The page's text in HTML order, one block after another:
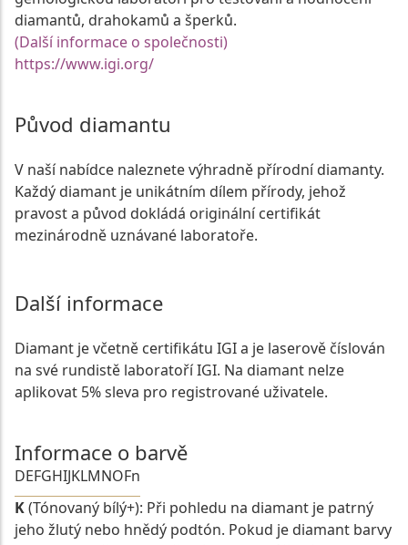
diamantů, drahokamů a šperků.
(Další informace o společnosti)
https://www.igi.org/
Původ diamantu
V naší nabídce naleznete výhradně přírodní diamanty.
Každý diamant je unikátním dílem přírody, jehož
pravost a původ dokládá originální certifikát
mezinárodně uznávané laboratoře.
Další informace
Diamant je včetně certifikátu IGI a je laserově číslován
na své rundistě laboratoří IGI. Na diamant nelze
aplikovat 5% sleva pro registrované uživatele.
Informace o barvě
DEFGHIJKLMNOFn
K(Tónovaný bílý+): Při pohledu na diamant je patrný
jeho žlutý nebo hnědý podtón. Pokud je diamant barvy